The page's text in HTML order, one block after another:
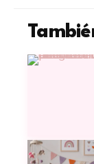
Este tierno